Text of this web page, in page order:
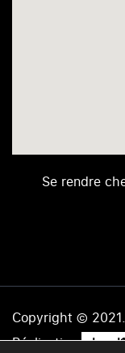
Se rendre
Copyright ©
Réalisation .